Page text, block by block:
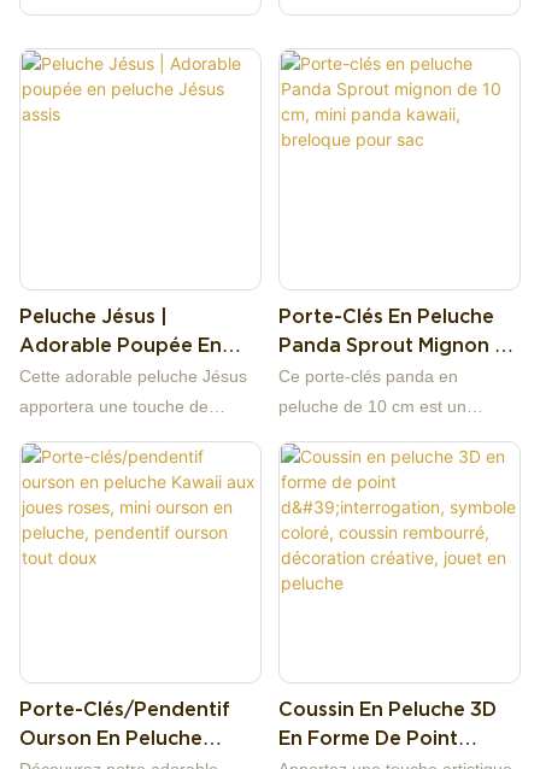
Peluche Jésus |
Adorable Poupée En
Peluche Jésus Assis
Cette adorable peluche Jésus
apportera une touche de
votre intérieur. Confectionnée
en peluche courte et douce et
garnie de coton PP de haute
qualité, cette poupée
décorer sa maison, compléter
une collection ou offrir un
présent sur le thème de la foi.
Porte-Clés En Peluche
Panda Sprout Mignon De
10 Cm, Mini Panda
Kawaii, Breloque Pour
Ce porte-clés panda en
peluche de 10 cm est un
doux. Ce panda rond et
duveteux arbore de délicates
broderies sur les joues roses et
une jeune pousse verte sur la
tête. Grâce à son attache
un sac à main ou un trousseau
de clés. Un petit cadeau idéal
pour les amoureux des pandas.
Porte-Clés/pendentif
Ourson En Peluche
Coussin En Peluche 3D
En Forme De Point